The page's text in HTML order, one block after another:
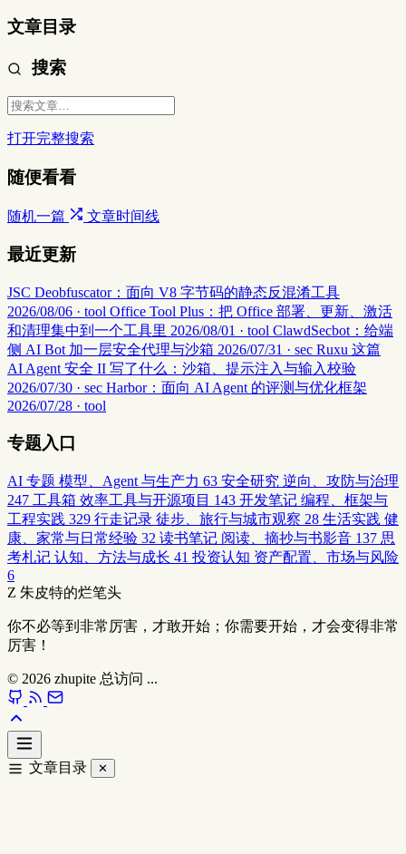
文章目录
搜索
打开完整搜索
随便看看
随机一篇 文章时间线
最近更新
JSC Deobfuscator：面向 V8 字节码的静态反混淆工具
2026/08/06 · tool Office Tool Plus：把 Office 部署、更新、激活
和清理集中到一个工具里 2026/08/01 · tool ClawdSecbot：给端
侧 AI Bot 加一层安全代理与沙箱 2026/07/31 · sec Ruxu 这篇
AI Agent 安全 II 写了什么：沙箱、提示注入与输入校验
2026/07/30 · sec Harbor：面向 AI Agent 的评测与优化框架
2026/07/28 · tool
专题入口
AI 专题 模型、Agent 与生产力 63 安全研究 逆向、攻防与治理
247 工具箱 效率工具与开源项目 143 开发笔记 编程、框架与
工程实践 329 行走记录 徒步、旅行与城市观察 28 生活实践 健
康、家常与日常经验 32 读书笔记 阅读、摘抄与书影音 137 思
考札记 认知、方法与成长 41 投资认知 资产配置、市场与风险
6
Z 朱皮特的烂笔头
你不必等到非常厉害，才敢开始；你需要开始，才会变得非常
厉害！
© 2026 zhupite 总访问 ...
文章目录 ✕